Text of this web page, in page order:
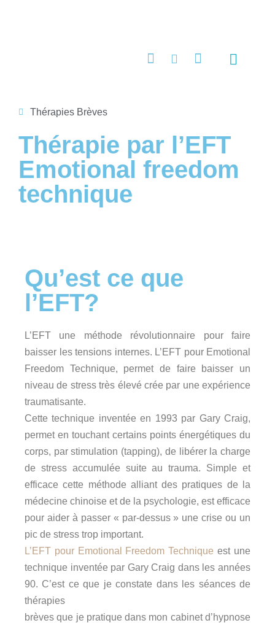
Thérapies Brèves
Thérapie par l’EFT
Emotional freedom
technique
Qu’est ce que
l’EFT?
L’EFT une méthode révolutionnaire pour faire
baisser les tensions internes. L’EFT pour Emotional
Freedom Technique, permet de faire baisser un
niveau de stress très élevé crée par une expérience
traumatisante.
Cette technique inventée en 1993 par Gary Craig,
permet en touchant certains points énergétiques du
corps, par stimulation (tapping), de libérer la charge
de stress accumulée suite au trauma. Simple et
efficace cette méthode alliant des pratiques de la
médecine chinoise et de la psychologie, est efficace
pour aider à passer « par-dessus » une crise ou un
pic de stress trop important.
L’EFT pour Emotional Freedom Technique est une
technique inventée par Gary Craig dans les années
90. C’est ce que je constate dans les séances de
thérapies
brèves que je pratique dans mon cabinet d’hypnose